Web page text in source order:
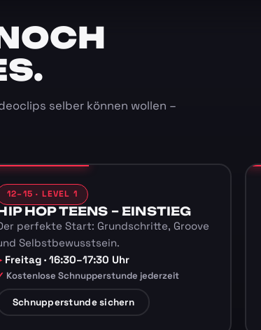
selber können wollen –
12–15 · LEVEL 1
HOP TEENS – EINSTIEG
perfekte Start: Grundschritte, Groove
Selbstbewusstsein.
Freitag · 16:30–17:30 Uhr
Kostenlose Schnupperstunde jederzeit
Schnupperstunde sichern